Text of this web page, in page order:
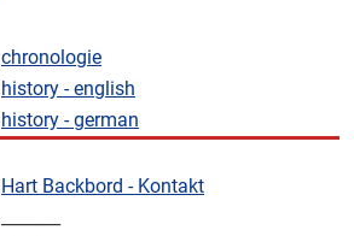
chronologie
history - english
history - german
Hart Backbord - Kontakt